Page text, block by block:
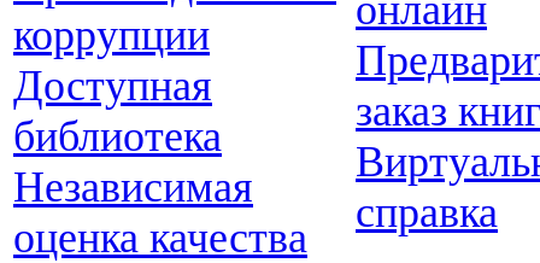
коррупции
Доступная
библиотека
Независимая
оценка качества
онлайн
заказ
справка